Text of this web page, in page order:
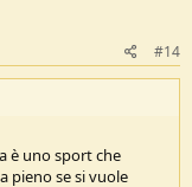
#14
è uno sport che
pieno se si vuole